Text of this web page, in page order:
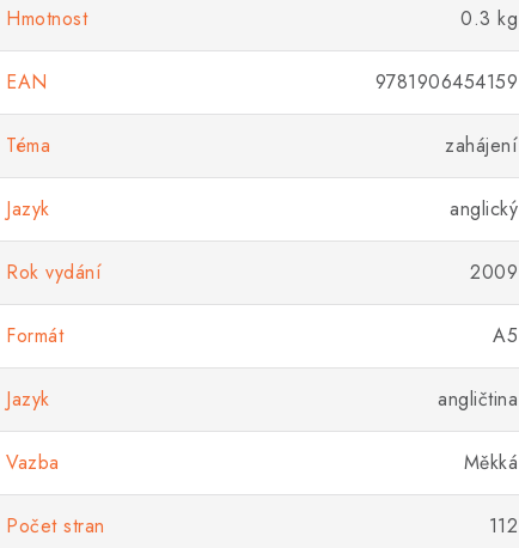
Hmotnost 0.3 kg
EAN 9781906454159
Téma zahájení
Jazyk anglický
Rok vydání 2009
Formát A5
Jazyk angličtina
Vazba Měkká
Počet stran 112